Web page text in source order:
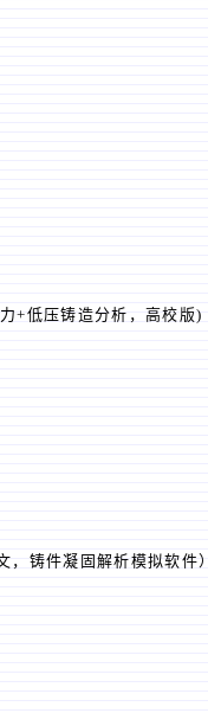
+低压铸造分析，高校版)
铸件凝固解析模拟软件）